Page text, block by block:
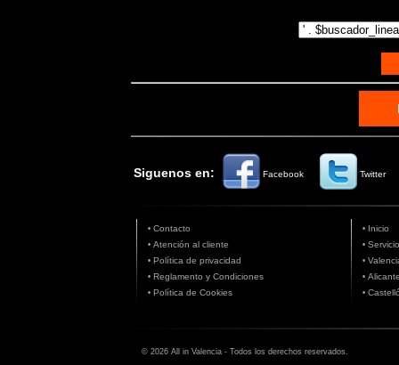
Siguenos en: Facebook Twitter
• Contacto
• Atención al cliente
• Política de privacidad
• Reglamento y Condiciones
• Política de Cookies
• Inicio
•
•
•
•
© 2026 All in Valencia - Todos los derechos reservados.